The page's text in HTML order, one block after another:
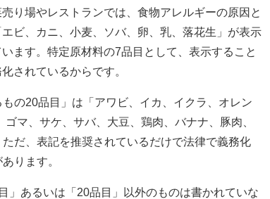
り場やレストランでは、食物アレルギーの原因と
エビ、カニ、小麦、ソバ、卵、乳、落花生」が表示
います。特定原材料の7品目として、表示すること
されているからです。
の20品目」は「アワビ、イカ、イクラ、オレン
マ、サケ、サバ、大豆、鶏肉、バナナ、豚肉、
だ、表記を推奨されているだけで法律で義務化
ります。
あるいは「20品目」以外のものは書かれていな